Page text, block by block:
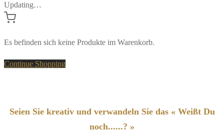
Updating…
Es befinden sich keine Produkte im Warenkorb.
Continue Shopping
Seien Sie kreativ und verwandeln Sie das « Weißt Du
noch......? »